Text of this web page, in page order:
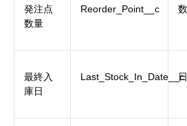
発注点
数量
Reorder_Point__c
最終入
庫日
Last_Stock_In_Date__c